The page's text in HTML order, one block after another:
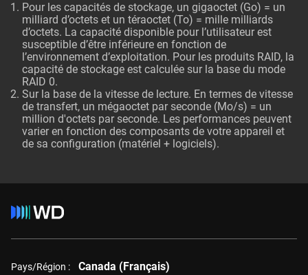
Pour les capacités de stockage, un gigaoctet (Go) = un
milliard d’octets et un téraoctet (To) = mille milliards
d’octets. La capacité disponible pour l’utilisateur est
susceptible d’être inférieure en fonction de
l’environnement d’exploitation. Pour les produits RAID, la
capacité de stockage est calculée sur la base du mode
RAID 0.
Sur la base de la vitesse de lecture. En termes de vitesse
de transfert, un mégaoctet par seconde (Mo/s) = un
million d'octets par seconde. Les performances peuvent
varier en fonction des composants de votre appareil et
de sa configuration (matériel + logiciels).
Pays/Région : Canada (Français)